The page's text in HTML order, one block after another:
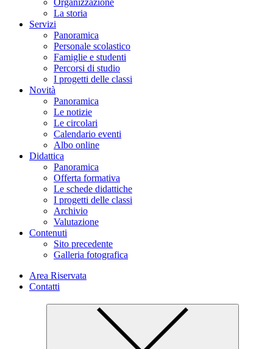
La storia
Servizi
Panoramica
Personale scolastico
Famiglie e studenti
Percorsi di studio
I progetti delle classi
Novità
Panoramica
Le notizie
Le circolari
Calendario eventi
Albo online
Didattica
Panoramica
Offerta formativa
Le schede didattiche
I progetti delle classi
Archivio
Valutazione
Contenuti
Sito precedente
Galleria fotografica
Area Riservata
Contatti